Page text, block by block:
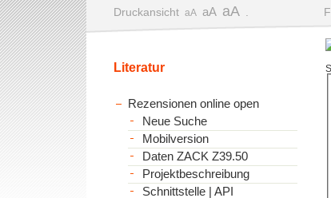
Druckansicht aA aA aA
Literatur
Rezensionen online open
Neue Suche
Mobilversion
Daten ZACK Z39.50
Projektbeschreibung
Schnittstelle | API